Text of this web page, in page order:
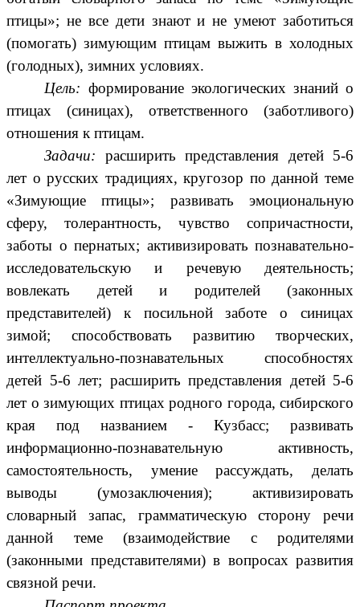
птицы»; не все дети знают и не умеют заботиться
(помогать) зимующим птицам выжить в холодных
(голодных), зимних условиях.
Цель: формирование экологических знаний о
птицах (синицах), ответственного (заботливого)
отношения к птицам.
Задачи: расширить представления детей 5-6
лет о русских традициях, кругозор по данной теме
«Зимующие птицы»; развивать эмоциональную
сферу, толерантность, чувство сопричастности,
заботы о пернатых; активизировать познавательно-
исследовательскую и речевую деятельность;
вовлекать детей и родителей (законных
представителей) к посильной заботе о синицах
зимой; способствовать развитию творческих,
интеллектуально-познавательных способностях
детей 5-6 лет; расширить представления детей 5-6
лет о зимующих птицах родного города, сибирского
края под названием - Кузбасс; развивать
информационно-познавательную активность,
самостоятельность, умение рассуждать, делать
выводы (умозаключения); активизировать
словарный запас, грамматическую сторону речи
данной теме (взаимодействие с родителями
(законными представителями) в вопросах развития
связной речи.